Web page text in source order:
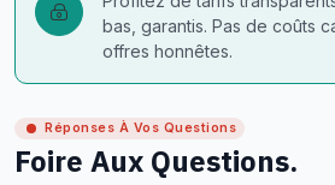
bas, garantis. Pas de coûts
offres honnêtes.
Réponses À Vos Questions
Foire Aux Questions.